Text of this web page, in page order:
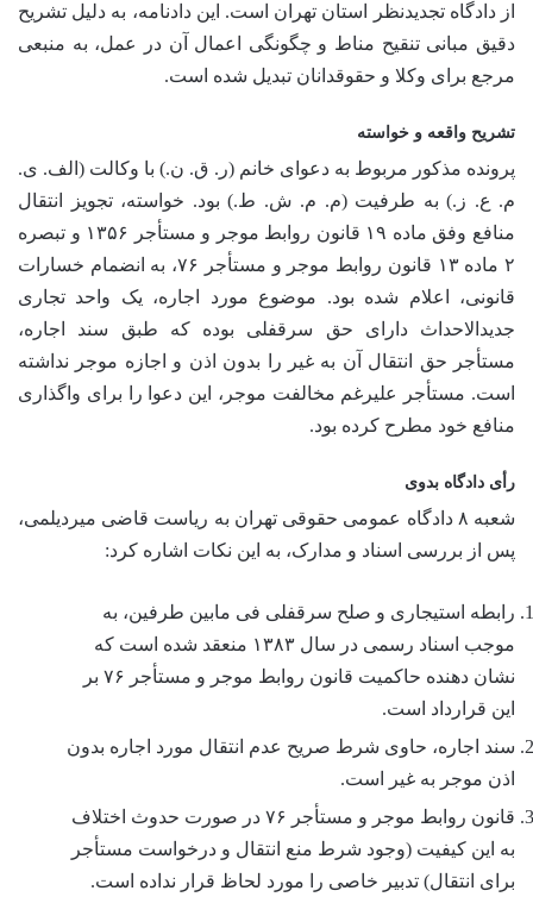
از دادگاه تجدیدنظر استان تهران است. این دادنامه، به دلیل تشریح
دقیق مبانی تنقیح مناط و چگونگی اعمال آن در عمل، به منبعی
مرجع برای وکلا و حقوقدانان تبدیل شده است.
تشریح واقعه و خواسته
پرونده مذکور مربوط به دعوای خانم (ر. ق. ن.) با وکالت (الف. ی.
م. ع. ز.) به طرفیت (م. م. ش. ط.) بود. خواسته، تجویز انتقال
منافع وفق ماده ۱۹ قانون روابط موجر و مستأجر ۱۳۵۶ و تبصره
۲ ماده ۱۳ قانون روابط موجر و مستأجر ۷۶، به انضمام خسارات
قانونی، اعلام شده بود. موضوع مورد اجاره، یک واحد تجاری
جدیدالاحداث دارای حق سرقفلی بوده که طبق سند اجاره،
مستأجر حق انتقال آن به غیر را بدون اذن و اجازه موجر نداشته
است. مستأجر علیرغم مخالفت موجر، این دعوا را برای واگذاری
منافع خود مطرح کرده بود.
رأی دادگاه بدوی
شعبه ۸ دادگاه عمومی حقوقی تهران به ریاست قاضی میردیلمی،
پس از بررسی اسناد و مدارک، به این نکات اشاره کرد:
رابطه استیجاری و صلح سرقفلی فی مابین طرفین، به
موجب اسناد رسمی در سال ۱۳۸۳ منعقد شده است که
نشان دهنده حاکمیت قانون روابط موجر و مستأجر ۷۶ بر
این قرارداد است.
سند اجاره، حاوی شرط صریح عدم انتقال مورد اجاره بدون
اذن موجر به غیر است.
قانون روابط موجر و مستأجر ۷۶ در صورت حدوث اختلاف
به این کیفیت (وجود شرط منع انتقال و درخواست مستأجر
برای انتقال) تدبیر خاصی را مورد لحاظ قرار نداده است.